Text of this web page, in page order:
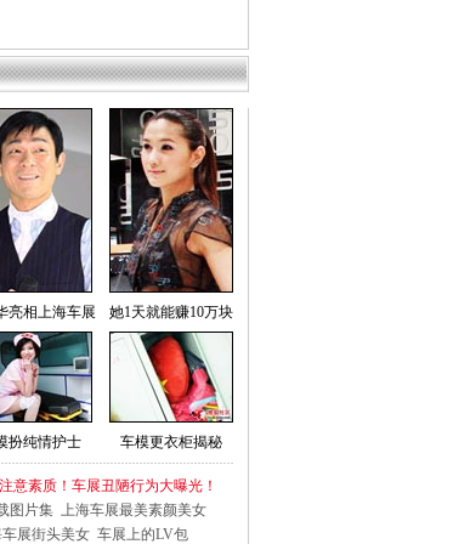
亮相上海车展 她1天就能赚10万块
扮纯情护士 车模更衣柜揭秘
意素质！车展丑陋行为大曝光！
图片集 上海车展最美素颜美女
展街头美女 车展上的LV包